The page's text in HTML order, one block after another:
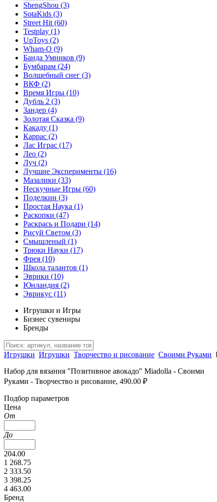
ShengShou (3)
SotaKids (3)
Street Hit (60)
Testplay (1)
UpToys (2)
Wham-O (9)
Банда Умников (9)
Бумбарам (24)
Волшебный снег (3)
ВКФ (2)
Время Игры (10)
Дубль 2 (3)
Зандер (4)
Золотая Сказка (9)
Какаду (1)
Каррас (2)
Лас Играс (17)
Лео (2)
Луч (2)
Лучшие Эксперименты (16)
Мазалики (33)
Нескучные Игры (60)
Поделкин (3)
Простая Наука (1)
Раскопки (47)
Раскрась и Подари (14)
Рисуй Светом (3)
Смышленый (1)
Трюки Науки (17)
Фрея (10)
Школа талантов (1)
Эврики (10)
Юнландия (2)
Эврикус (11)
Игрушки и Игры
Бизнес сувениры
Бренды
Игрушки Игрушки Творчество и рисование Своими Руками
Набор для вязания "Позитивное авокадо" Miadolla - Своими
Руками - Творчество и рисование, 490.00 ₽
Подбор параметров
Цена
От
До
204.00
1 268.75
2 333.50
3 398.25
4 463.00
Бренд